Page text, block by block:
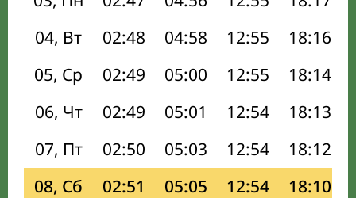
04, Вт
02:48 04:58 12:55 18:16
05, Ср
02:49 05:00 12:55 18:14
06, Чт
02:49 05:01 12:54 18:13
07, Пт
02:50 05:03 12:54 18:12
08, Сб
02:51 05:05 12:54 18:10